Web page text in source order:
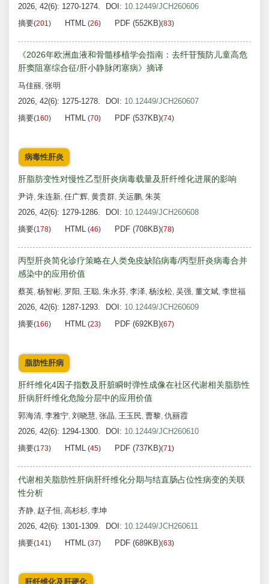
2026, 42(6): 1270-1274.
DOI: 10.12449/JCH260606
摘要(201) HTML (26) PDF (552KB)(83)
《2026年欧洲血液和骨髓移植学会指南：去纤苷预防儿童高危
肝窦阻塞综合征/肝小静脉闭塞病》摘译
马佳丽, 张明
2026, 42(6): 1275-1278.
DOI: 10.12449/JCH260607
摘要(160) HTML (70) PDF (537KB)(74)
病毒性肝炎
肝脂肪变性对慢性乙型肝炎病毒载量及肝纤维化进展的影响
尹诗, 朱连新, 任广辉, 黄贵群, 关运鹏, 朱英
2026, 42(6): 1279-1286.
DOI: 10.12449/JCH260608
摘要(178) HTML (46) PDF (708KB)(78)
丙型肝炎简化诊疗策略在人类免疫缺陷病毒/丙型肝炎病毒合并
感染中的应用价值
蔡英, 杨智彬, 罗阳 , 王聪, 朱永芬, 李泽, 杨汝松, 吴强, 董文斌, 李世福
2026, 42(6): 1287-1293.
DOI: 10.12449/JCH260609
摘要(166) HTML (23) PDF (692KB)(67)
脂肪性肝病
肝纤维化4因子指数及肝脏瞬时弹性成像在社区代谢相关脂肪性
肝病肝纤维化危险分层中的应用价值
郭海清, 李雅宁, 刘晓慧, 张晶, 王玉民, 曹黎, 仇丽霞
2026, 42(6): 1294-1300.
DOI: 10.12449/JCH260610
摘要(173) HTML (45) PDF (737KB)(71)
代谢相关脂肪性肝病肝纤维化分期与结直肠占位性病变的关联
性分析
齐静, 赵子恒, 高杉杉, 李坤
2026, 42(6): 1301-1309.
DOI: 10.12449/JCH260611
摘要(141) HTML (37) PDF (689KB)(63)
肝纤维化及肝硬化